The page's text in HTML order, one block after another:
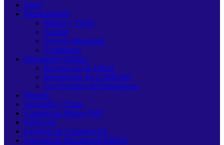
Inicio
Municipalidad
Misión y Visión
Alcalde
Concejo Municipal
Comisiones
Información Pública
Información de Oficio
Información del COMUDE
Ley Orgánica del Presupuesto
Historia
Geografía y Clima
Consulta de Multas PMT
SINACIG
Licencias de Construcción
Solicitud de Información Pública